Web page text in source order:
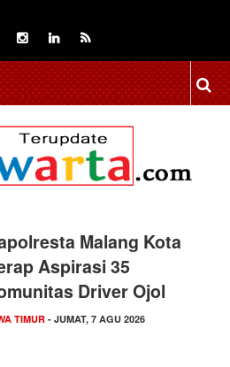
Malang Kota
Aspirasi 35
Driver Ojol
TIMUR - JUMAT, 7 AGU 2026